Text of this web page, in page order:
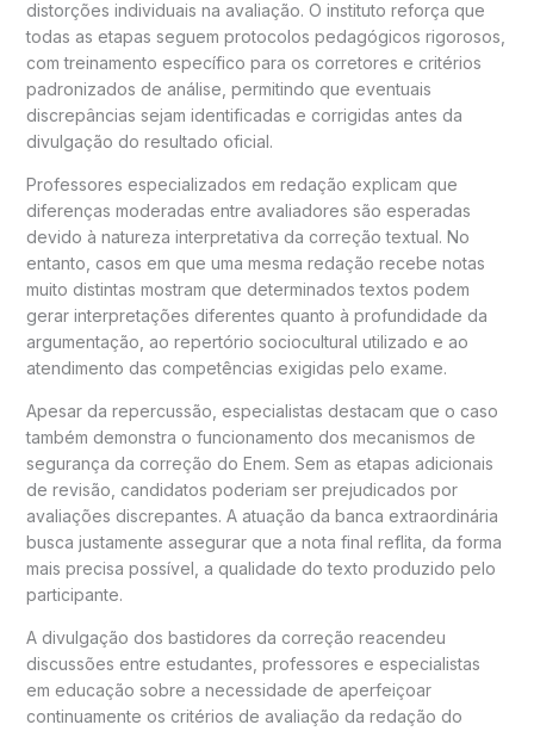
distorções individuais na avaliação. O instituto reforça que
todas as etapas seguem protocolos pedagógicos rigorosos,
com treinamento específico para os corretores e critérios
padronizados de análise, permitindo que eventuais
discrepâncias sejam identificadas e corrigidas antes da
divulgação do resultado oficial.
Professores especializados em redação explicam que
diferenças moderadas entre avaliadores são esperadas
devido à natureza interpretativa da correção textual. No
entanto, casos em que uma mesma redação recebe notas
muito distintas mostram que determinados textos podem
gerar interpretações diferentes quanto à profundidade da
argumentação, ao repertório sociocultural utilizado e ao
atendimento das competências exigidas pelo exame.
Apesar da repercussão, especialistas destacam que o caso
também demonstra o funcionamento dos mecanismos de
segurança da correção do Enem. Sem as etapas adicionais
de revisão, candidatos poderiam ser prejudicados por
avaliações discrepantes. A atuação da banca extraordinária
busca justamente assegurar que a nota final reflita, da forma
mais precisa possível, a qualidade do texto produzido pelo
participante.
A divulgação dos bastidores da correção reacendeu
discussões entre estudantes, professores e especialistas
em educação sobre a necessidade de aperfeiçoar
continuamente os critérios de avaliação da redação do